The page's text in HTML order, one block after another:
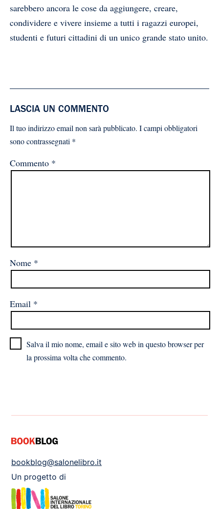
sarebbero ancora le cose da aggiungere, creare,
condividere e vivere insieme a tutti i ragazzi europei,
studenti e futuri cittadini di un unico grande stato unito.
LASCIA UN COMMENTO
Il tuo indirizzo email non sarà pubblicato. I campi obbligatori
sono contrassegnati *
Commento *
Nome *
Email *
Salva il mio nome, email e sito web in questo browser per
la prossima volta che commento.
bookblog@salonelibro.it
Un progetto di